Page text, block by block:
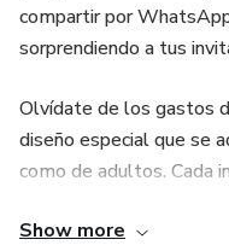
compartir por
sorprendiendo a tus
Olvídate de los gastos
diseño especial que se
como de adultos. Cada
comienzo de tu día
Show more